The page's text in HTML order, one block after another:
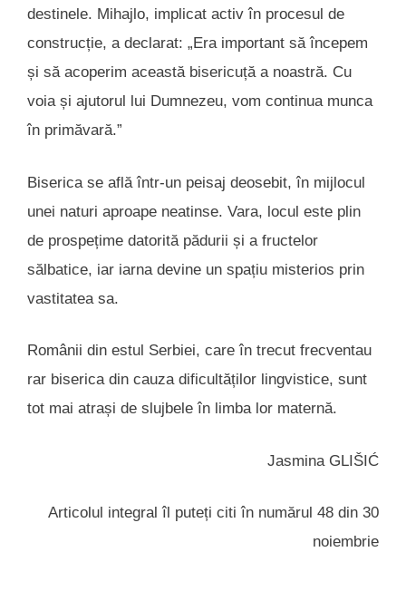
destinele. Mihajlo, implicat activ în procesul de
construcție, a declarat: „Era important să începem
și să acoperim această bisericuță a noastră. Cu
voia și ajutorul lui Dumnezeu, vom continua munca
în primăvară.”
Biserica se află într-un peisaj deosebit, în mijlocul
unei naturi aproape neatinse. Vara, locul este plin
de prospețime datorită pădurii și a fructelor
sălbatice, iar iarna devine un spațiu misterios prin
vastitatea sa.
Românii din estul Serbiei, care în trecut frecventau
rar biserica din cauza dificultăților lingvistice, sunt
tot mai atrași de slujbele în limba lor maternă.
Jasmina GLIŠIĆ
Articolul integral îl puteți citi în numărul 48 din 30
noiembrie